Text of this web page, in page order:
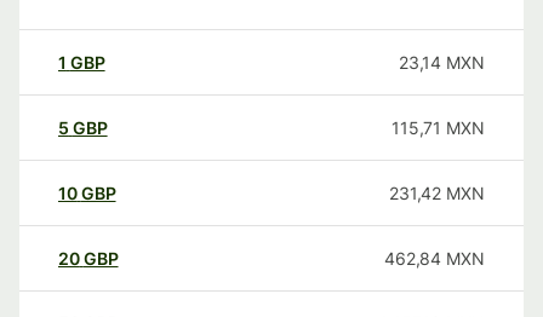
1 GBP 23,14 MXN
5 GBP 115,71 MXN
10GBP 231,42 MXN
20GBP 462,84 MXN